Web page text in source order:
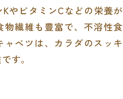
やビタミンCなどの栄養が
繊維も豊富で、不溶性食
ベツは、カラダのスッキ
す。